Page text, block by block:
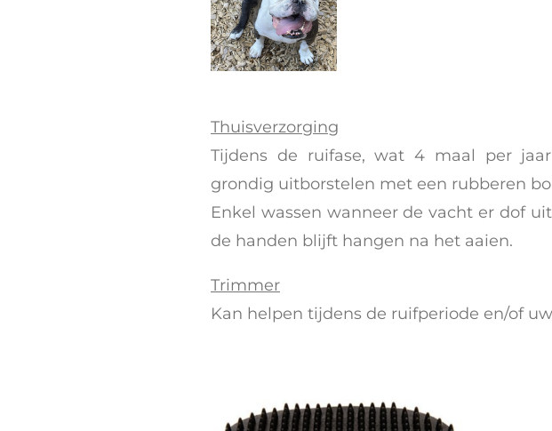
Thuisverzorging
Tijdens de ruifase, wat 4 maal per
grondig uitborstelen met een rubberen
Enkel wassen wanneer de vacht er dof
de handen blijft hangen na het aaien.
Trimmer
Kan helpen tijdens de ruifperiode en/of